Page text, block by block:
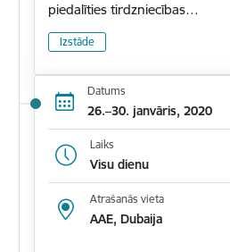
piedalīties tirdzniecības…
Izstāde
Datums
26.–30. janvāris, 2020
Laiks
Visu dienu
Atrašanās vieta
AAE, Dubaija